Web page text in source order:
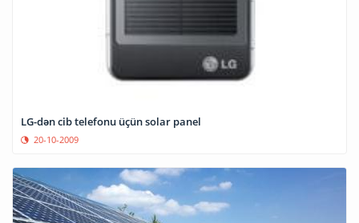
LG-dən cib telefonu üçün solar panel
20-10-2009